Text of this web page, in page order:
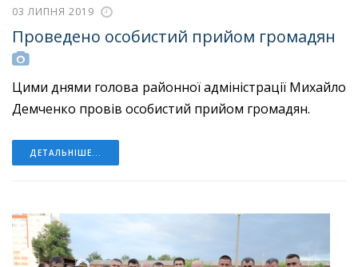
03 ЛИПНЯ 2019
Проведено особистий прийом громадян
Цими днями голова районної адміністрації Михайло
Демченко провів особистий прийом громадян.
ДЕТАЛЬНІШЕ...